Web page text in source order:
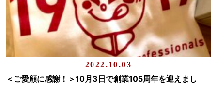
2022.10.03
＜ご愛顧に感謝！＞10月3日で創業105周年を迎えまし